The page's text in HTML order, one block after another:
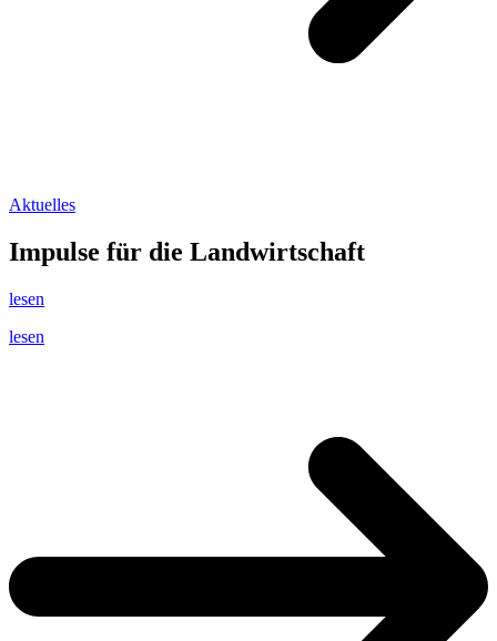
Aktuelles
Impulse für die Landwirtschaft
lesen
lesen